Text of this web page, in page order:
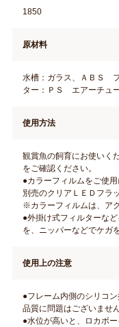
1850
原材料
水槽：ガラス、ＡＢＳ
ター：ＰＳ エアーチュ
使用方法
観賞魚の飼育にお使いく
をご確認ください。
●カラーフィルムをご使
別売のクリアＬＥＤフラ
※カラーフィルムは、ア
●外掛け式フィルターな
を、ニッパーなどでケガ
使用上の注意
●フレーム内側のシリコ
品質に問題はございません
●水位が高いと、ロカボ